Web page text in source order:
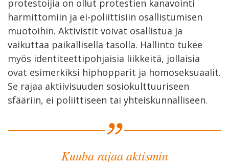
protestoijia on ollut protestien kanavointi
harmittomiin ja ei-poliittisiin osallistumisen
muotoihin. Aktivistit voivat osallistua ja
vaikuttaa paikallisella tasolla. Hallinto tukee
myös identiteettipohjaisia liikkeitä, jollaisia
ovat esimerkiksi hiphopparit ja homoseksuaalit.
Se rajaa aktiivisuuden sosiokulttuuriseen
sfääriin, ei poliittiseen tai yhteiskunnalliseen.
Kuuba rajaa aktismin